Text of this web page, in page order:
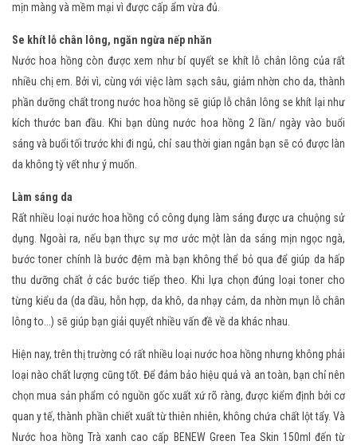
mịn màng và mềm mại vì được cấp ẩm vừa đủ.
Se khít lỗ chân lông, ngăn ngừa nếp nhăn
Nước hoa hồng còn được xem như bí quyết se khít lỗ chân lông của rất
nhiều chị em. Bởi vì, cùng với việc làm sạch sâu, giảm nhờn cho da, thành
phần dưỡng chất trong nước hoa hồng sẽ giúp lỗ chân lông se khít lại như
kích thước ban đầu. Khi bạn dùng nước hoa hồng 2 lần/ ngày vào buổi
sáng và buổi tối trước khi đi ngủ, chỉ sau thời gian ngắn bạn sẽ có được làn
da không tỳ vết như ý muốn.
Làm sáng da
Rất nhiều loại nước hoa hồng có công dụng làm sáng được ưa chuộng sử
dụng. Ngoài ra, nếu bạn thực sự mơ ước một làn da sáng mịn ngọc ngà,
bước toner chính là bước đệm mà bạn không thể bỏ qua để giúp da hấp
thu dưỡng chất ở các bước tiếp theo. Khi lựa chọn đúng loại toner cho
từng kiểu da (da dầu, hỗn hợp, da khô, da nhạy cảm, da nhờn mụn lỗ chân
lông to...) sẽ giúp bạn giải quyết nhiều vấn đề về da khác nhau.
Hiện nay, trên thị trường có rất nhiều loại nước hoa hồng nhưng không phải
loại nào chất lượng cũng tốt. Để đảm bảo hiệu quả và an toàn, bạn chỉ nên
chọn mua sản phẩm có nguồn gốc xuất xứ rõ ràng, được kiểm định bởi cơ
quan y tế, thành phần chiết xuất từ thiên nhiên, không chứa chất lột tẩy. Và
Nước hoa hồng Trà xanh cao cấp BENEW Green Tea Skin 150ml đến từ